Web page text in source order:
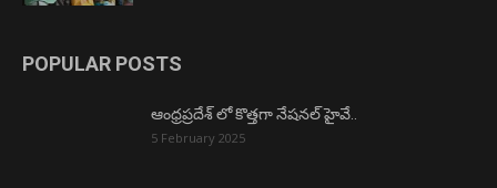
POPULAR POSTS
ఆంధ్రప్రదేశ్ లో కొత్తగా నేషనల్ హైవే..
5 February 2025